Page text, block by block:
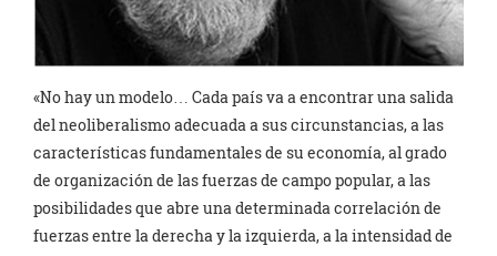
«No hay un modelo… Cada país va a encontrar una salida
del neoliberalismo adecuada a sus circunstancias, a las
características fundamentales de su economía, al grado
de organización de las fuerzas de campo popular, a las
posibilidades que abre una determinada correlación de
fuerzas entre la derecha y la izquierda, a la intensidad de